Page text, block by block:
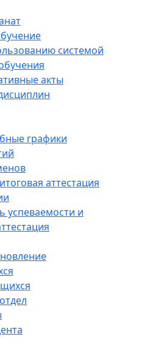
системой
акты
графики
аттестация
успеваемости и